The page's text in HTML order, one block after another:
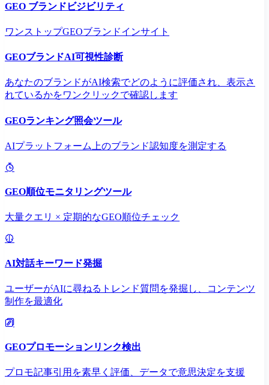
GEO ブランドビジビリティ
ワンストップGEOブランドインサイト
GEOブランドAI可視性診断
あなたのブランドがAI検索でどのように評価され、表示さ
れているかをワンクリックで確認します
GEOランキング照会ツール
AIプラットフォーム上のブランド認知度を測定する
GEO順位モニタリングツール
大量クエリ × 定期的なGEO順位チェック
AI対話キーワード発掘
ユーザーがAIに尋ねるトレンド質問を発掘し、コンテンツ
制作を最適化
GEOプロモーションリンク検出
プロモ記事引用を素早く評価、データで意思決定を支援